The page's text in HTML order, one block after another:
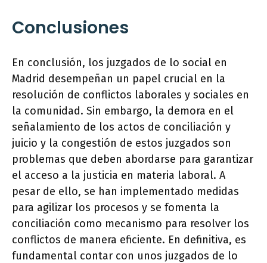
Conclusiones
En conclusión, los juzgados de lo social en
Madrid desempeñan un papel crucial en la
resolución de conflictos laborales y sociales en
la comunidad. Sin embargo, la demora en el
señalamiento de los actos de conciliación y
juicio y la congestión de estos juzgados son
problemas que deben abordarse para garantizar
el acceso a la justicia en materia laboral. A
pesar de ello, se han implementado medidas
para agilizar los procesos y se fomenta la
conciliación como mecanismo para resolver los
conflictos de manera eficiente. En definitiva, es
fundamental contar con unos juzgados de lo